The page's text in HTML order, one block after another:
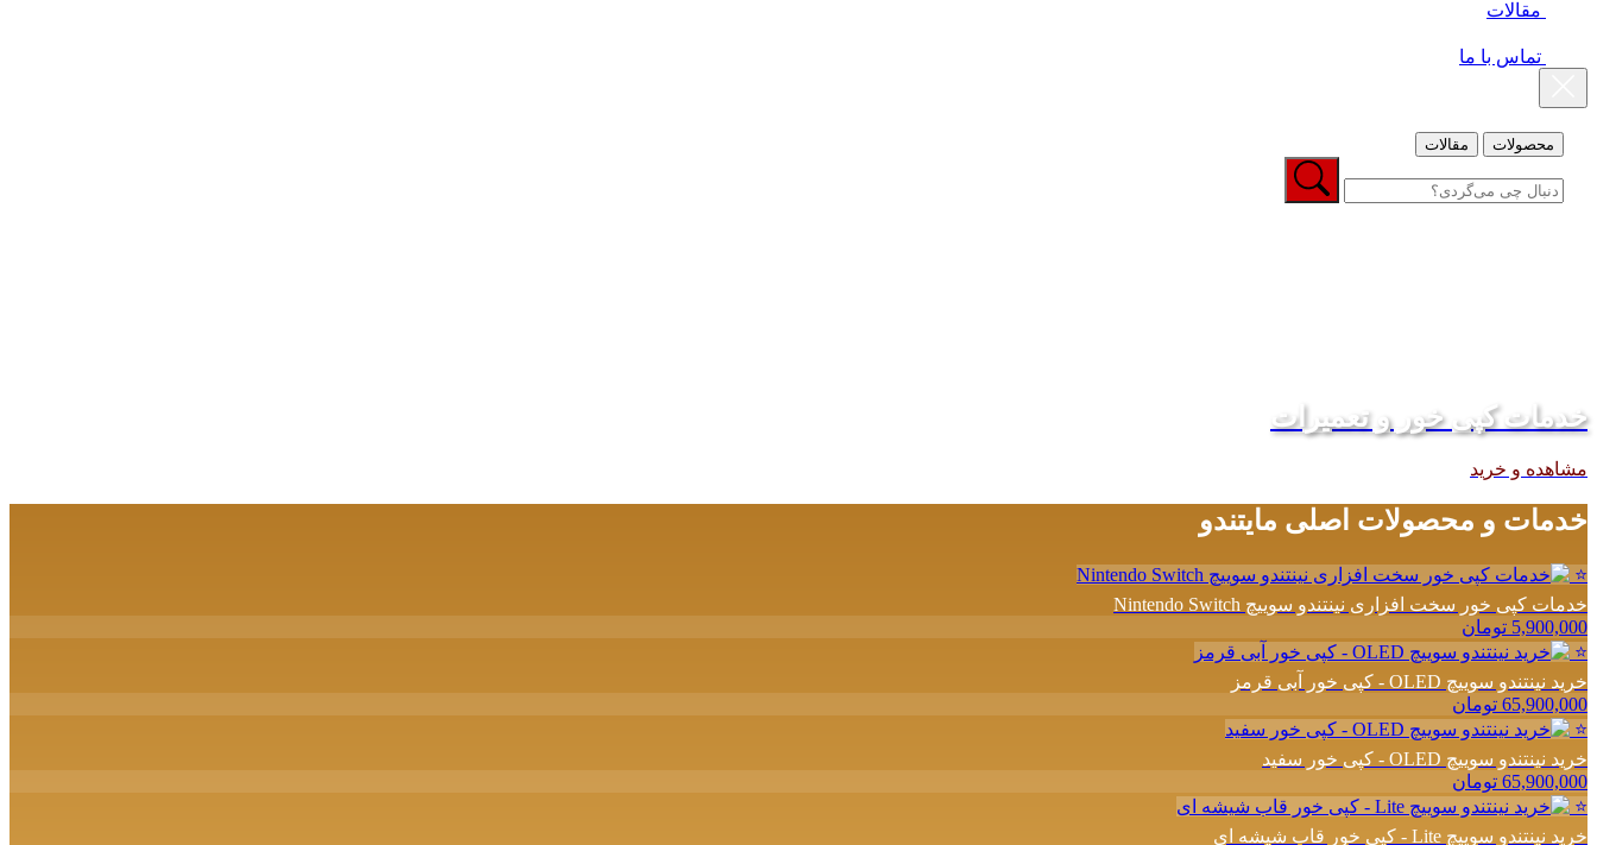
مقالات
تماس با ما
محصولات مقالات
خدمات کپی خور و تعمیرات
مشاهده و خرید
خدمات و محصولات اصلی مایتندو
⭐
خدمات کپی خور سخت افزاری نینتندو سوییچ Nintendo Switch
5,900,000 تومان
⭐
خرید نینتندو سوییچ OLED - کپی خور آبی قرمز
65,900,000 تومان
⭐
خرید نینتندو سوییچ OLED - کپی خور سفید
65,900,000 تومان
⭐
خرید نینتندو سوییچ Lite - کپی خور قاب شیشه ای